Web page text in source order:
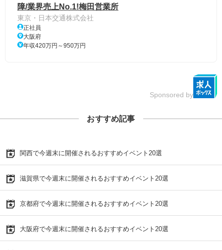
障/業界売上No.1!梅田営業所
東京・日本交通株式会社
正社員
大阪府
年収420万円～950万円
Sponsored by
おすすめ記事
関西で今週末に開催されるおすすめイベント20選
滋賀県で今週末に開催されるおすすめイベント20選
京都府で今週末に開催されるおすすめイベント20選
大阪府で今週末に開催されるおすすめイベント20選